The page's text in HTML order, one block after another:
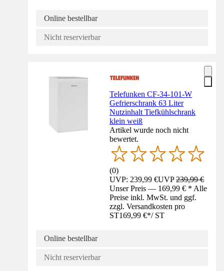
Online bestellbar
Nicht reservierbar
Telefunken CF-34-101-W
Gefrierschrank 63 Liter
Nutzinhalt Tiefkühlschrank
klein weiß
Artikel wurde noch nicht
bewertet.
(0)
UVP: 239,99 €UVP239,99 €
Unser Preis — 169,99 € * Alle
Preise inkl. MwSt. und ggf.
zzgl. Versandkosten pro
ST169,99 €*/ ST
Online bestellbar
Nicht reservierbar